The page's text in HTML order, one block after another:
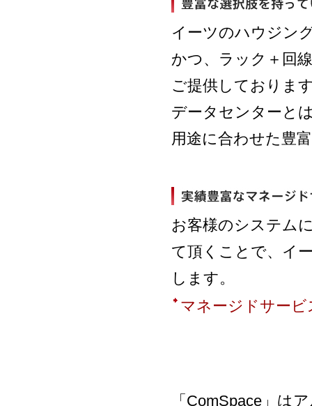
イーツのハウジン
かつ、ラック＋回
ご提供しておりま
データセンターと
用途に合わせた豊
お客様のシステム
て頂くことで、イ
します。
マネージドサー
「ComSpace」は